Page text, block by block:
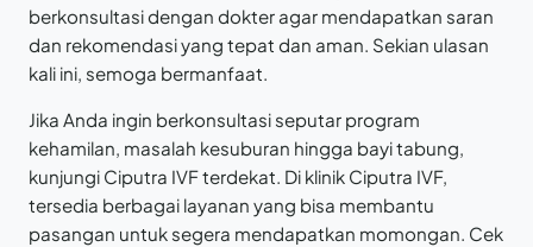
berkonsultasi dengan dokter agar mendapatkan saran
dan rekomendasi yang tepat dan aman. Sekian ulasan
kali ini, semoga bermanfaat.
Jika Anda ingin berkonsultasi seputar program
kehamilan, masalah kesuburan hingga bayi tabung,
kunjungi Ciputra IVF terdekat. Di klinik Ciputra IVF,
tersedia berbagai layanan yang bisa membantu
pasangan untuk segera mendapatkan momongan. Cek